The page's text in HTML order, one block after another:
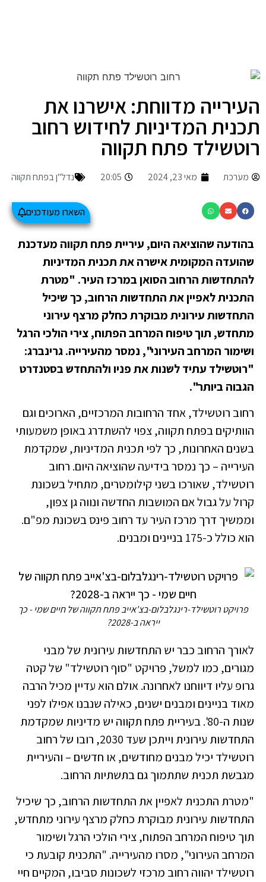
העירייה מדווחת: אישרנו את
תכנית המדיניות לחידוש רחוב
רוטשילד פתח תקווה
מערכת מאי 23, 2024 20:05 נדל"ן בפתח תקווה
השארו מעודכנים
בהודעה שהוציאה היום, עיריית פתח תקווה מעדכנת
שהועדה המקומית אישרה את תכנית המדיניות
להתחדשות הרחוב הסואן במרכז העיר. "מטרת
התכנית לאפיין את התחדשות הרחוב, כך שיכיל
התחדשות עירונית מבוקרת כחלק מרצף עירוני
מתחדש, תוך טיפוח המרחב הפתוח, צירי הולכי הרגל
ושימור המרחב העירוני", נמסר מהעירייה. גרינברג:
"רוטשילד עתיד לשנות את פניו ולהתחדש בסטנדרט
הגבוה ביותר".
רחוב רוטשילד, אחד הרחובות המרכזיים, הארוכים וגם
הוותיקים בפתח תקווה, צפוי להשתדרג באופן משמעותי
בשנים האחרונות, כך לפי תכנית המדיניות, שמקדמת
העירייה – כך נמסר בידיעה שהוציאה היום. רחוב
רוטשילד, שאורכו בשני קילומטרים, מתחיל בשכונת
קרול על גבול אם המושבות החדשה ונווה גן צפון,
וממשיך דרך מרכז העיר עד רחוב פינס בשכונת מפ"ם.
הוא כולל כ-175 בניינים ומבנים.
פרויקט רוטשילד-רינגלבלום-בצ'אייב פתח תקווה של חיים שמי - כך
ייראה ב-2028?
לאורך הרחוב כבר יש התחדשות עירונית של מבני
מגורים, כמו למשל, פרויקט "סוף רוטשילד" של קטה
גרופ עליו דיווחנו לאחרונה. אולם הוא עדיין מכיל הרבה
מאוד בניינים ומבנים ישנים, כאילה שנבנו אפילו לפני
שנות ה-80'. בעיריית פתח תקווה יש מדיניות שמקדמת
התחדשות עירונית וייתכן שעד 2030, רובו של רחוב
רוטשילד יכיל מבנים מחודשים, או חדשים – והעיריית
מגבשת תכנית שתתמוך גם בתשתיות הרחוב.
"מטרת התכנית לאפיין את התחדשות הרחוב, כך שיכיל
התחדשות עירונית מבוקרת כחלק מרצף עירוני מתחדש,
תוך טיפוח המרחב הפתוח, צירי הולכי הרגל ושימור
המרחב העירוני", מסרו מהעירייה. "התכנית קובעת כי
רוטשילד יהווה רחוב מרכזי לשכונות סביבו, המקיים חיי